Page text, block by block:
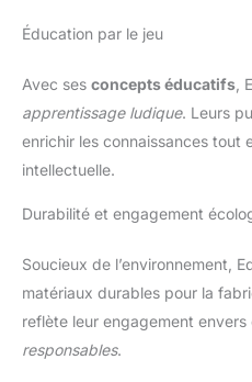
Éducation par le jeu
Avec ses concepts éducatifs ,
apprentissage ludique. Leurs
enrichir les connaissances tout
intellectuelle.
Durabilité et engagement
Soucieux de l’environnement,
matériaux durables pour la
reflète leur engagement
responsables.